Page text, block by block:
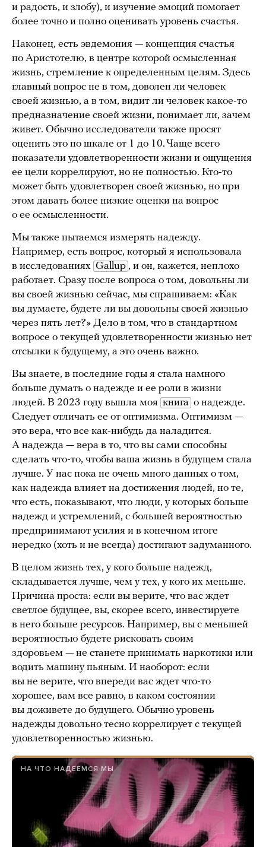
и радость, и злобу), и изучение эмоций помогает
более точно и полно оценивать уровень счастья.
Наконец, есть эвдемония — концепция счастья
по Аристотелю, в центре которой осмысленная
жизнь, стремление к определенным целям. Здесь
главный вопрос не в том, доволен ли человек
своей жизнью, а в том, видит ли человек какое-то
предназначение своей жизни, понимает ли, зачем
живет. Обычно исследователи также просят
оценить это по шкале от 1 до 10. Чаще всего
показатели удовлетворенности жизни и ощущения
ее цели коррелируют, но не полностью. Кто-то
может быть удовлетворен своей жизнью, но при
этом давать более низкие оценки на вопрос
о ее осмысленности.
Мы также пытаемся измерять надежду.
Например, есть вопрос, который я использовала
в исследованиях Gallup , и он, кажется, неплохо
работает. Сразу после вопроса о том, довольны ли
вы своей жизнью сейчас, мы спрашиваем: «Как
вы думаете, будете ли вы довольны своей жизнью
через пять лет?» Дело в том, что в стандартном
вопросе о текущей удовлетворенности жизнью нет
отсылки к будущему, а это очень важно.
Вы знаете, в последние годы я стала намного
больше думать о надежде и ее роли в жизни
людей. В 2023 году вышла моя книга о надежде.
Следует отличать ее от оптимизма. Оптимизм —
это вера, что все как-нибудь да наладится.
А надежда — вера в то, что вы сами способны
сделать что-то, чтобы ваша жизнь в будущем стала
лучше. У нас пока не очень много данных о том,
как надежда влияет на достижения людей, но те,
что есть, показывают, что люди, у которых больше
надежд и устремлений, с большей вероятностью
предпринимают усилия и в конечном итоге
нередко (хоть и не всегда) достигают задуманного.
В целом жизнь тех, у кого больше надежд,
складывается лучше, чем у тех, у кого их меньше.
Причина проста: если вы верите, что вас ждет
светлое будущее, вы, скорее всего, инвестируете
в него больше ресурсов. Например, вы с меньшей
вероятностью будете рисковать своим
здоровьем — не станете принимать наркотики или
водить машину пьяным. И наоборот: если
вы не верите, что впереди вас ждет что-то
хорошее, вам все равно, в каком состоянии
вы доживете до будущего. Обычно уровень
надежды довольно тесно коррелирует с текущей
удовлетворенностью жизнью.
НА ЧТО НАДЕЕМСЯ МЫ